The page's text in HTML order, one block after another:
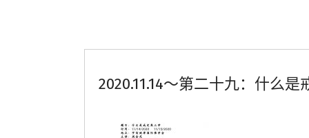
2020.11.14～第二十九：什么